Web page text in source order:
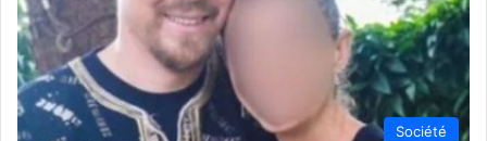
Société